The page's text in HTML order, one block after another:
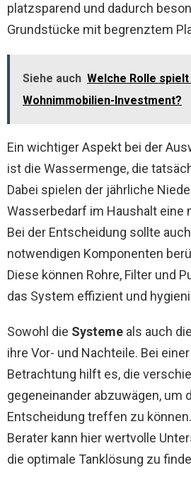
platzsparend und dadurch
Grundstücke mit begrenztem
Siehe auch Welche Rolle
Wohnimmobilien-Investment?
Ein wichtiger Aspekt bei der
ist die Wassermenge, die
Dabei spielen der jährliche
Wasserbedarf im Haushalt eine
Bei der Entscheidung sollte
notwendigen Komponenten
Diese können Rohre, Filter und
das System effizient und
Sowohl die Systeme als auch
ihre Vor- und Nachteile. Bei
Betrachtung hilft es, die
gegeneinander abzuwägen, um
Entscheidung treffen zu
Berater kann hier wertvolle
die optimale Tanklösung zu